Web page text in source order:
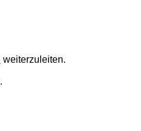
weiterzuleiten.
.